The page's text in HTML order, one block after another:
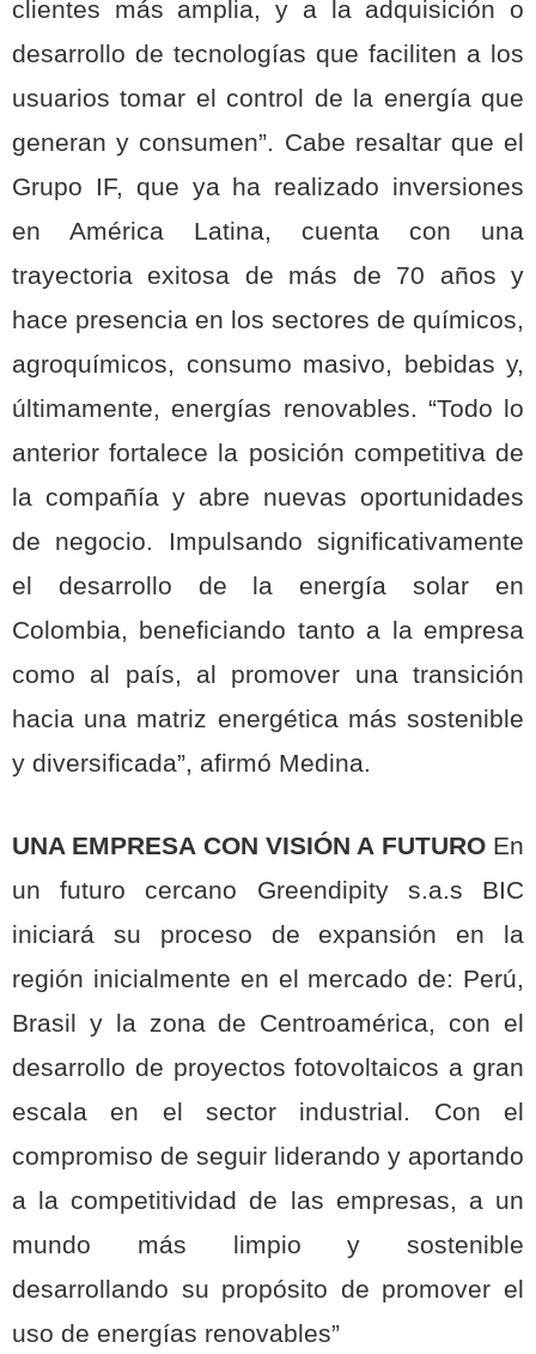
clientes más amplia, y a la adquisición o
desarrollo de tecnologías que faciliten a los
usuarios tomar el control de la energía que
generan y consumen”. Cabe resaltar que el
Grupo IF, que ya ha realizado inversiones
en América Latina, cuenta con una
trayectoria exitosa de más de 70 años y
hace presencia en los sectores de químicos,
agroquímicos, consumo masivo, bebidas y,
últimamente, energías renovables. “Todo lo
anterior fortalece la posición competitiva de
la compañía y abre nuevas oportunidades
de negocio. Impulsando significativamente
el desarrollo de la energía solar en
Colombia, beneficiando tanto a la empresa
como al país, al promover una transición
hacia una matriz energética más sostenible
y diversificada”, afirmó Medina.
UNA EMPRESA CON VISIÓN A FUTUROEn
un futuro cercano Greendipity s.a.s BIC
iniciará su proceso de expansión en la
región inicialmente en el mercado de: Perú,
Brasil y la zona de Centroamérica, con el
desarrollo de proyectos fotovoltaicos a gran
escala en el sector industrial. Con el
compromiso de seguir liderando y aportando
a la competitividad de las empresas, a un
mundo más limpio y sostenible
desarrollando su propósito de promover el
uso de energías renovables”